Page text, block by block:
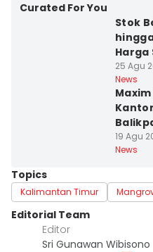
Curated For You
Stok
Harga
25 Agu
News
19 Agu
News
Topics
Kalimantan Timur
Editorial Team
Editor
Sri Gunawan Wibisono